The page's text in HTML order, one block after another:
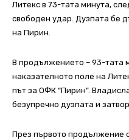
Литекс в 73-тата минута,
свободен удар. Дузпата бе
на Пирин.
В продължението – 93-тата
наказателното поле на
път за ОФК “Пирин”.
безупречно дузпата и
През първото продължение